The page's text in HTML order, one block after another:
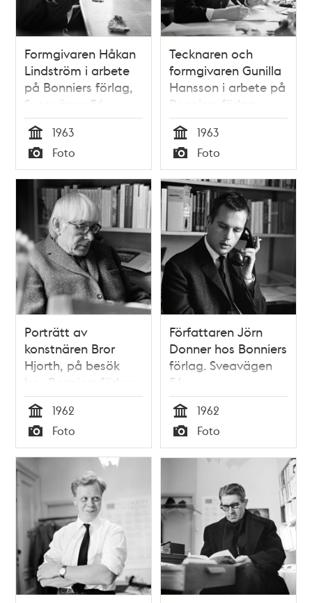
Formgivaren Håkan
Lindström i arbete
på Bonniers förlag,
Sveavägen 56
Tid
1963
Typ
Foto
Tecknaren och
formgivaren Gunilla
Hansson i arbete på
Bonniers förlag,
Sveavägen 56
Tid
1963
Typ
Foto
Porträtt av
konstnären Bror
Hjorth, på besök
hos Bonniers förlag.
Sveavägen 56
Tid
1962
Typ
Foto
Författaren Jörn
Donner hos Bonniers
förlag. Sveavägen
56
Tid
1962
Typ
Foto